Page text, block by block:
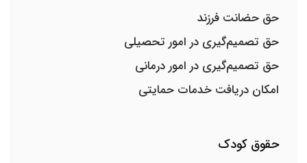
حق حضانت فرزند
حق تصمیم‌گیری در امور تحصیلی
حق تصمیم‌گیری در امور درمانی
امکان دریافت خدمات حمایتی
حقوق کودک